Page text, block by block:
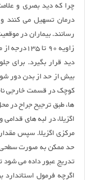
چرا که دید بصری و
درمان تسهیل می كنند
رسانند. بیماران در
زاویه 90
دید قرار بگیرد. برای
بیش از حد از بدن دور
کوچک در قسمت خارجی
ها، طبق ترجیح جراح در
اگزیلا، در لبه های
حد ممکن به صورت سطحی
تدریج عبور داده می شود